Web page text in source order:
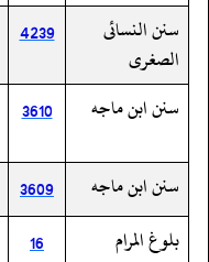
سنن النسائى
الصغرى
4239
سنن ابن ماجه
3610
سنن ابن ماجه
3609
بلوغ المرام
16